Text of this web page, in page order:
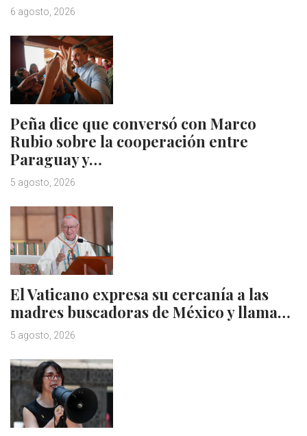
6 agosto, 2026
Peña dice que conversó con Marco
Rubio sobre la cooperación entre
Paraguay y…
5 agosto, 2026
El Vaticano expresa su cercanía a las
madres buscadoras de México y llama…
5 agosto, 2026